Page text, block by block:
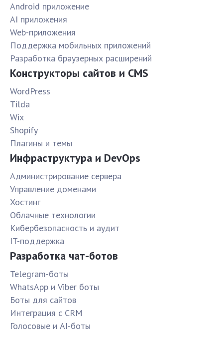
Android приложение
AI приложения
Web-приложения
Поддержка мобильных приложений
Разработка браузерных расширений
Конструкторы сайтов и CMS
WordPress
Tilda
Wix
Shopify
Плагины и темы
Инфраструктура и DevOps
Администрирование сервера
Управление доменами
Хостинг
Облачные технологии
Кибербезопасность и аудит
IT-поддержка
Разработка чат-ботов
Telegram-боты
WhatsApp и Viber боты
Боты для сайтов
Интеграция с CRM
Голосовые и AI-боты